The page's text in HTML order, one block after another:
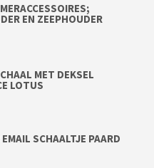
EN ZEEPHOUDER
MET DEKSEL
LOTUS
SCHAALTJE PAARD